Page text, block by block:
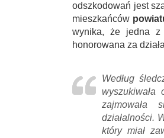
odszkodowań jest
mieszkańców
wynika, że jedna z
honorowana za
Według
zajmowała
działalności.
który miał